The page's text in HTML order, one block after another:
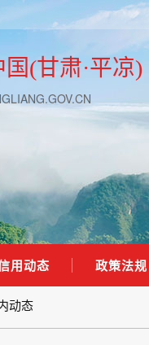
(甘肃·平凉)
用动态 政策法规
动态